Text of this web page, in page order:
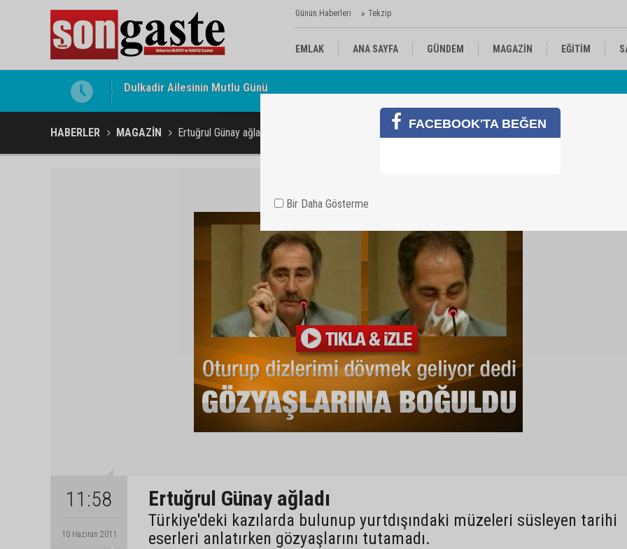
Günün Haberleri Tekzip
EMLAK ANA SAYFA GÜNDEM MAGAZİN EĞİTİM
Gölbaşı Esnafının Sesi Ankara Kalkınma Ajansı'nda
HABERLER MAGAZİN Ertuğrul Günay ağladı
11:58
10 Haziran 2011
Ertuğrul Günay ağladı
Türkiye'deki kazılarda bulunup yurtdışındaki müzeleri süsleyen tarihi
eserleri anlatırken gözyaşlarını tutamadı.
FACEBOOK'TA BEĞEN
Bir Daha Gösterme